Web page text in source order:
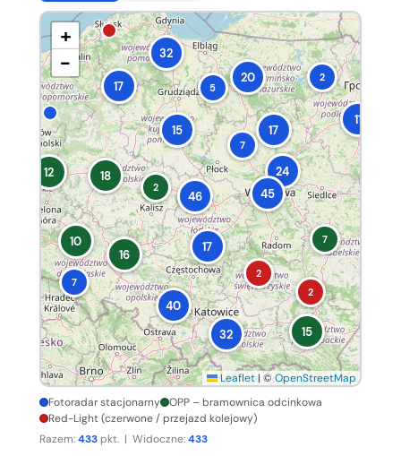
7
2
17
5
20
2
12
10
16
7
15
7
17
46 45
24
15
2
11
32
32
40
2
17
18
+
−
Leaflet |©OpenStreetMap
Fotoradar stacjonarny
OPP – bramownica odcinkowa
Red-Light (czerwone / przejazd kolejowy)
Razem:433 pkt. | Widoczne:433